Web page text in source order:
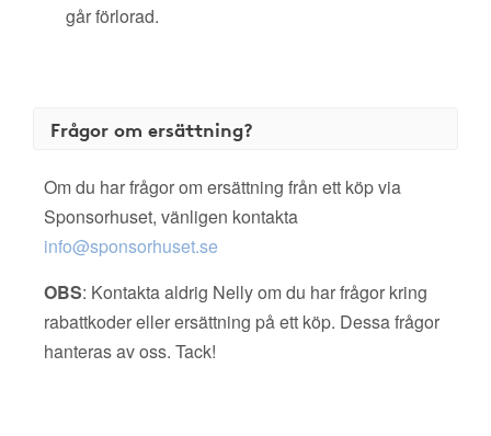
går förlorad.
Frågor om ersättning?
Om du har frågor om ersättning från ett köp via
Sponsorhuset, vänligen kontakta
info@sponsorhuset.se
OBS: Kontakta aldrig Nelly om du har frågor kring
rabattkoder eller ersättning på ett köp. Dessa frågor
hanteras av oss. Tack!